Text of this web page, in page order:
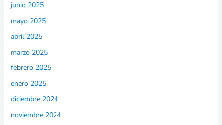
junio 2025
mayo 2025
abril 2025
marzo 2025
febrero 2025
enero 2025
diciembre 2024
noviembre 2024